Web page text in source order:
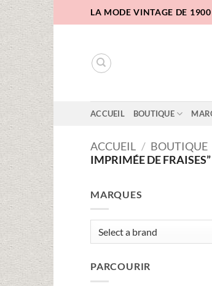
au
LA MODE VINTAGE DE
ACCUEIL BOUTIQUE
ACCUEIL / BOUTIQUE
IMPRIMÉE DE FRAISES”
MARQUES
PARCOURIR